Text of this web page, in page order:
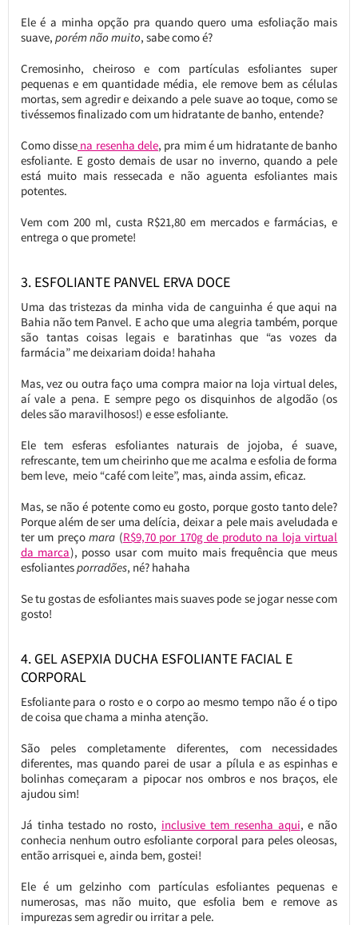
Ele é a minha opção pra quando quero uma esfoliação mais
suave, porém não muito, sabe como é?
Cremosinho, cheiroso e com partículas esfoliantes super
pequenas e em quantidade média, ele remove bem as células
mortas, sem agredir e deixando a pele suave ao toque, como se
tivéssemos finalizado com um hidratante de banho, entende?
Como dissena resenha dele, pra mim é um hidratante de banho
esfoliante. E gosto demais de usar no inverno, quando a pele
está muito mais ressecada e não aguenta esfoliantes mais
potentes.
Vem com 200 ml, custa R$21,80 em mercados e farmácias, e
entrega o que promete!
3. ESFOLIANTE PANVEL ERVA DOCE
Uma das tristezas da minha vida de canguinha é que aqui na
Bahia não tem Panvel. E acho que uma alegria também, porque
são tantas coisas legais e baratinhas que “as vozes da
farmácia” me deixariam doida! hahaha
Mas, vez ou outra faço uma compra maior na loja virtual deles,
aí vale a pena. E sempre pego os disquinhos de algodão (os
deles são maravilhosos!) e esse esfoliante.
Ele tem esferas esfoliantes naturais de jojoba, é suave,
refrescante, tem um cheirinho que me acalma e esfolia de forma
bem leve, meio “café com leite”, mas, ainda assim, eficaz.
Mas, se não é potente como eu gosto, porque gosto tanto dele?
Porque além de ser uma delícia, deixar a pele mais aveludada e
ter um preçomara (R$9,70 por 170g de produto na loja virtual
da marca), posso usar com muito mais frequência que meus
esfoliantesporradões, né? hahaha
Se tu gostas de esfoliantes mais suaves pode se jogar nesse com
gosto!
4. GEL ASEPXIA DUCHA ESFOLIANTE FACIAL E
CORPORAL
Esfoliante para o rosto e o corpo ao mesmo tempo não é o tipo
de coisa que chama a minha atenção.
São peles completamente diferentes, com necessidades
diferentes, mas quando parei de usar a pílula e as espinhas e
bolinhas começaram a pipocar nos ombros e nos braços, ele
ajudou sim!
Já tinha testado no rosto, inclusive tem resenha aqui, e não
conhecia nenhum outro esfoliante corporal para peles oleosas,
então arrisquei e, ainda bem, gostei!
Ele é um gelzinho com partículas esfoliantes pequenas e
numerosas, mas não muito, que esfolia bem e remove as
impurezas sem agredir ou irritar a pele.